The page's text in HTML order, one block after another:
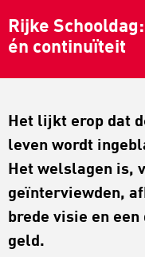
Rijke
én continuïteit
Het lijkt erop dat
leven wordt
Het welslagen is,
geïnterviewden,
brede visie en een
geld.